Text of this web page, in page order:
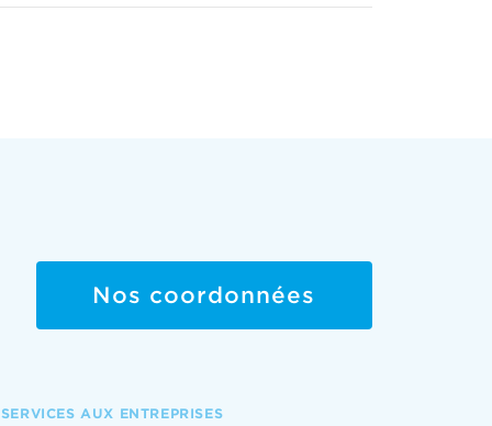
Nos coordonnées
SERVICES AUX ENTREPRISES